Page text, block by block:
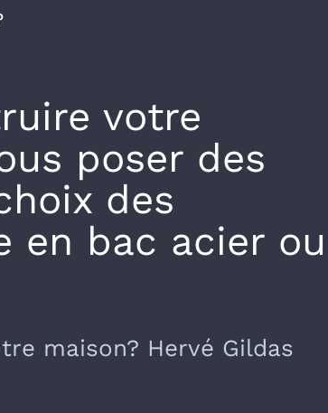
votre
poser des
des
en bac acier ou
maison? Hervé Gildas